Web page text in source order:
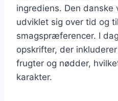
ingrediens. Den danske
udviklet sig over tid og
smagspræferencer. I
opskrifter, der
frugter og nødder,
karakter.